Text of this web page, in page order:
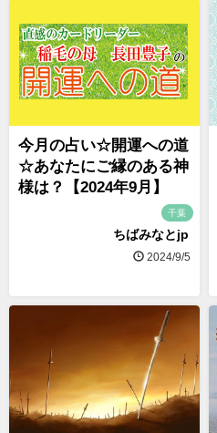
今月の占い☆開運への道
☆あなたにご縁のある神
様は？【2024年9月】
千葉
ちばみなとjp
2024/9/5